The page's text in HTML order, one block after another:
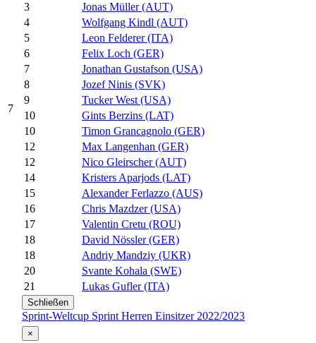
7
3
Jonas Müller (AUT)
4
Wolfgang Kindl (AUT)
5
Leon Felderer (ITA)
6
Felix Loch (GER)
7
Jonathan Gustafson (USA)
8
Jozef Ninis (SVK)
9
Tucker West (USA)
10
Gints Berzins (LAT)
10
Timon Grancagnolo (GER)
12
Max Langenhan (GER)
12
Nico Gleirscher (AUT)
14
Kristers Aparjods (LAT)
15
Alexander Ferlazzo (AUS)
16
Chris Mazdzer (USA)
17
Valentin Cretu (ROU)
18
David Nössler (GER)
18
Andriy Mandziy (UKR)
20
Svante Kohala (SWE)
21
Lukas Gufler (ITA)
Schließen
Sprint-Weltcup Sprint Herren Einsitzer 2022/2023
×